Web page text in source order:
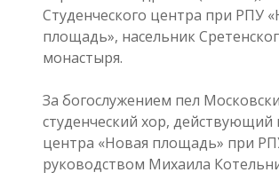
Студенческого центра при РПУ
площадь», насельник
монастыря.
За богослужением пел
студенческий хор, действующий
центра «Новая площадь» при
руководством Михаила